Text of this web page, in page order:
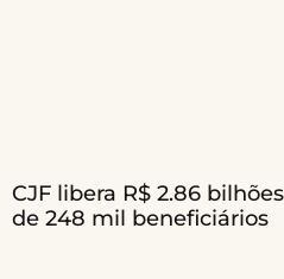
CJF libera R$ 2.86
de 248 mil beneficiários